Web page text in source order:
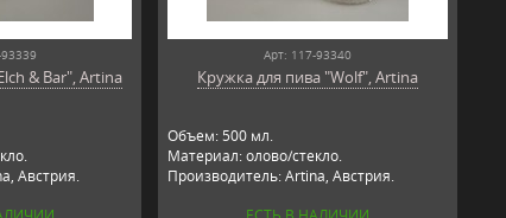
& Bar", Artina
Австрия.
Арт: 117-93340
Кружка для пива "Wolf", Artina
Объем: 500 мл.
Материал: олово/стекло.
Производитель: Artina, Австрия.